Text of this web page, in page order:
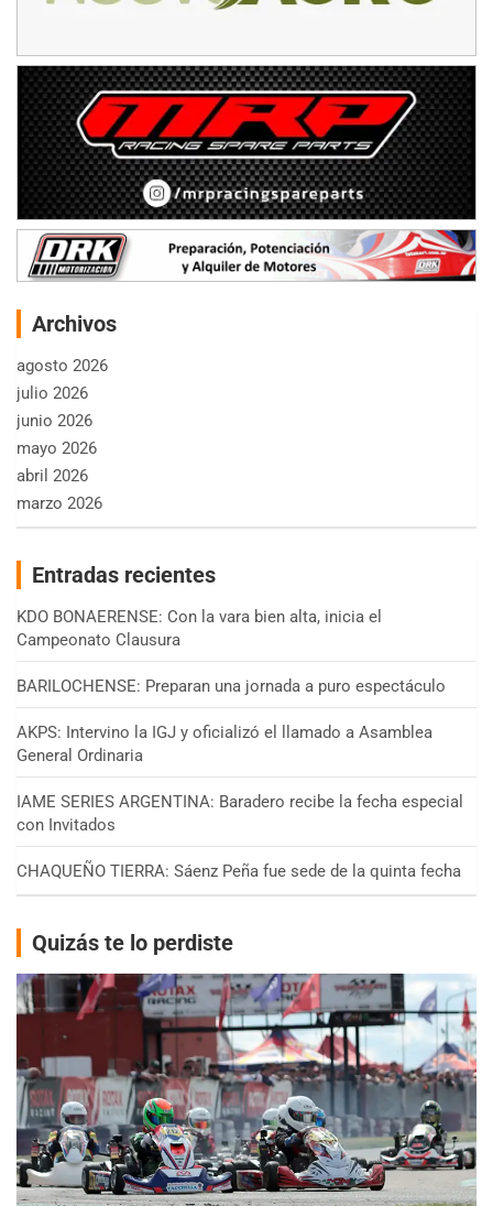
Archivos
agosto 2026
julio 2026
junio 2026
mayo 2026
abril 2026
marzo 2026
Entradas recientes
KDO BONAERENSE: Con la vara bien alta, inicia el
Campeonato Clausura
BARILOCHENSE: Preparan una jornada a puro espectáculo
AKPS: Intervino la IGJ y oficializó el llamado a Asamblea
General Ordinaria
IAME SERIES ARGENTINA: Baradero recibe la fecha especial
con Invitados
CHAQUEÑO TIERRA: Sáenz Peña fue sede de la quinta fecha
Quizás te lo perdiste